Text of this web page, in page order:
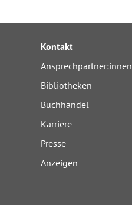
Kontakt
Ansprechpartner:innen
Bibliotheken
Buchhandel
Karriere
Presse
Anzeigen